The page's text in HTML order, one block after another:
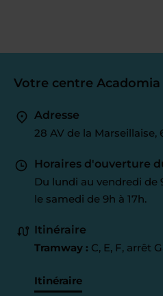
Votre centre
Adresse
28 AV de la Marseillaise,
Horaires d'ouverture
Du lundi au vendredi de
le samedi de 9h à 17h.
Itinéraire
Tramway : C, E, F, arrêt
Itinéraire